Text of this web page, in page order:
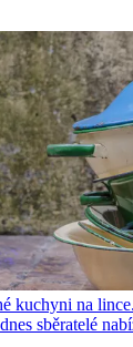
kuchyni na
sběratelé